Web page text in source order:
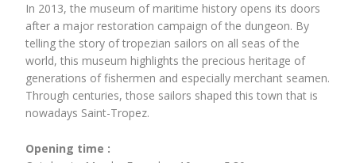
In 2013, the museum of maritime history opens its doors
after a major restoration campaign of the dungeon. By
telling the story of tropezian sailors on all seas of the
world, this museum highlights the precious heritage of
generations of fishermen and especially merchant seamen.
Through centuries, those sailors shaped this town that is
nowadays Saint-Tropez.
Opening time :